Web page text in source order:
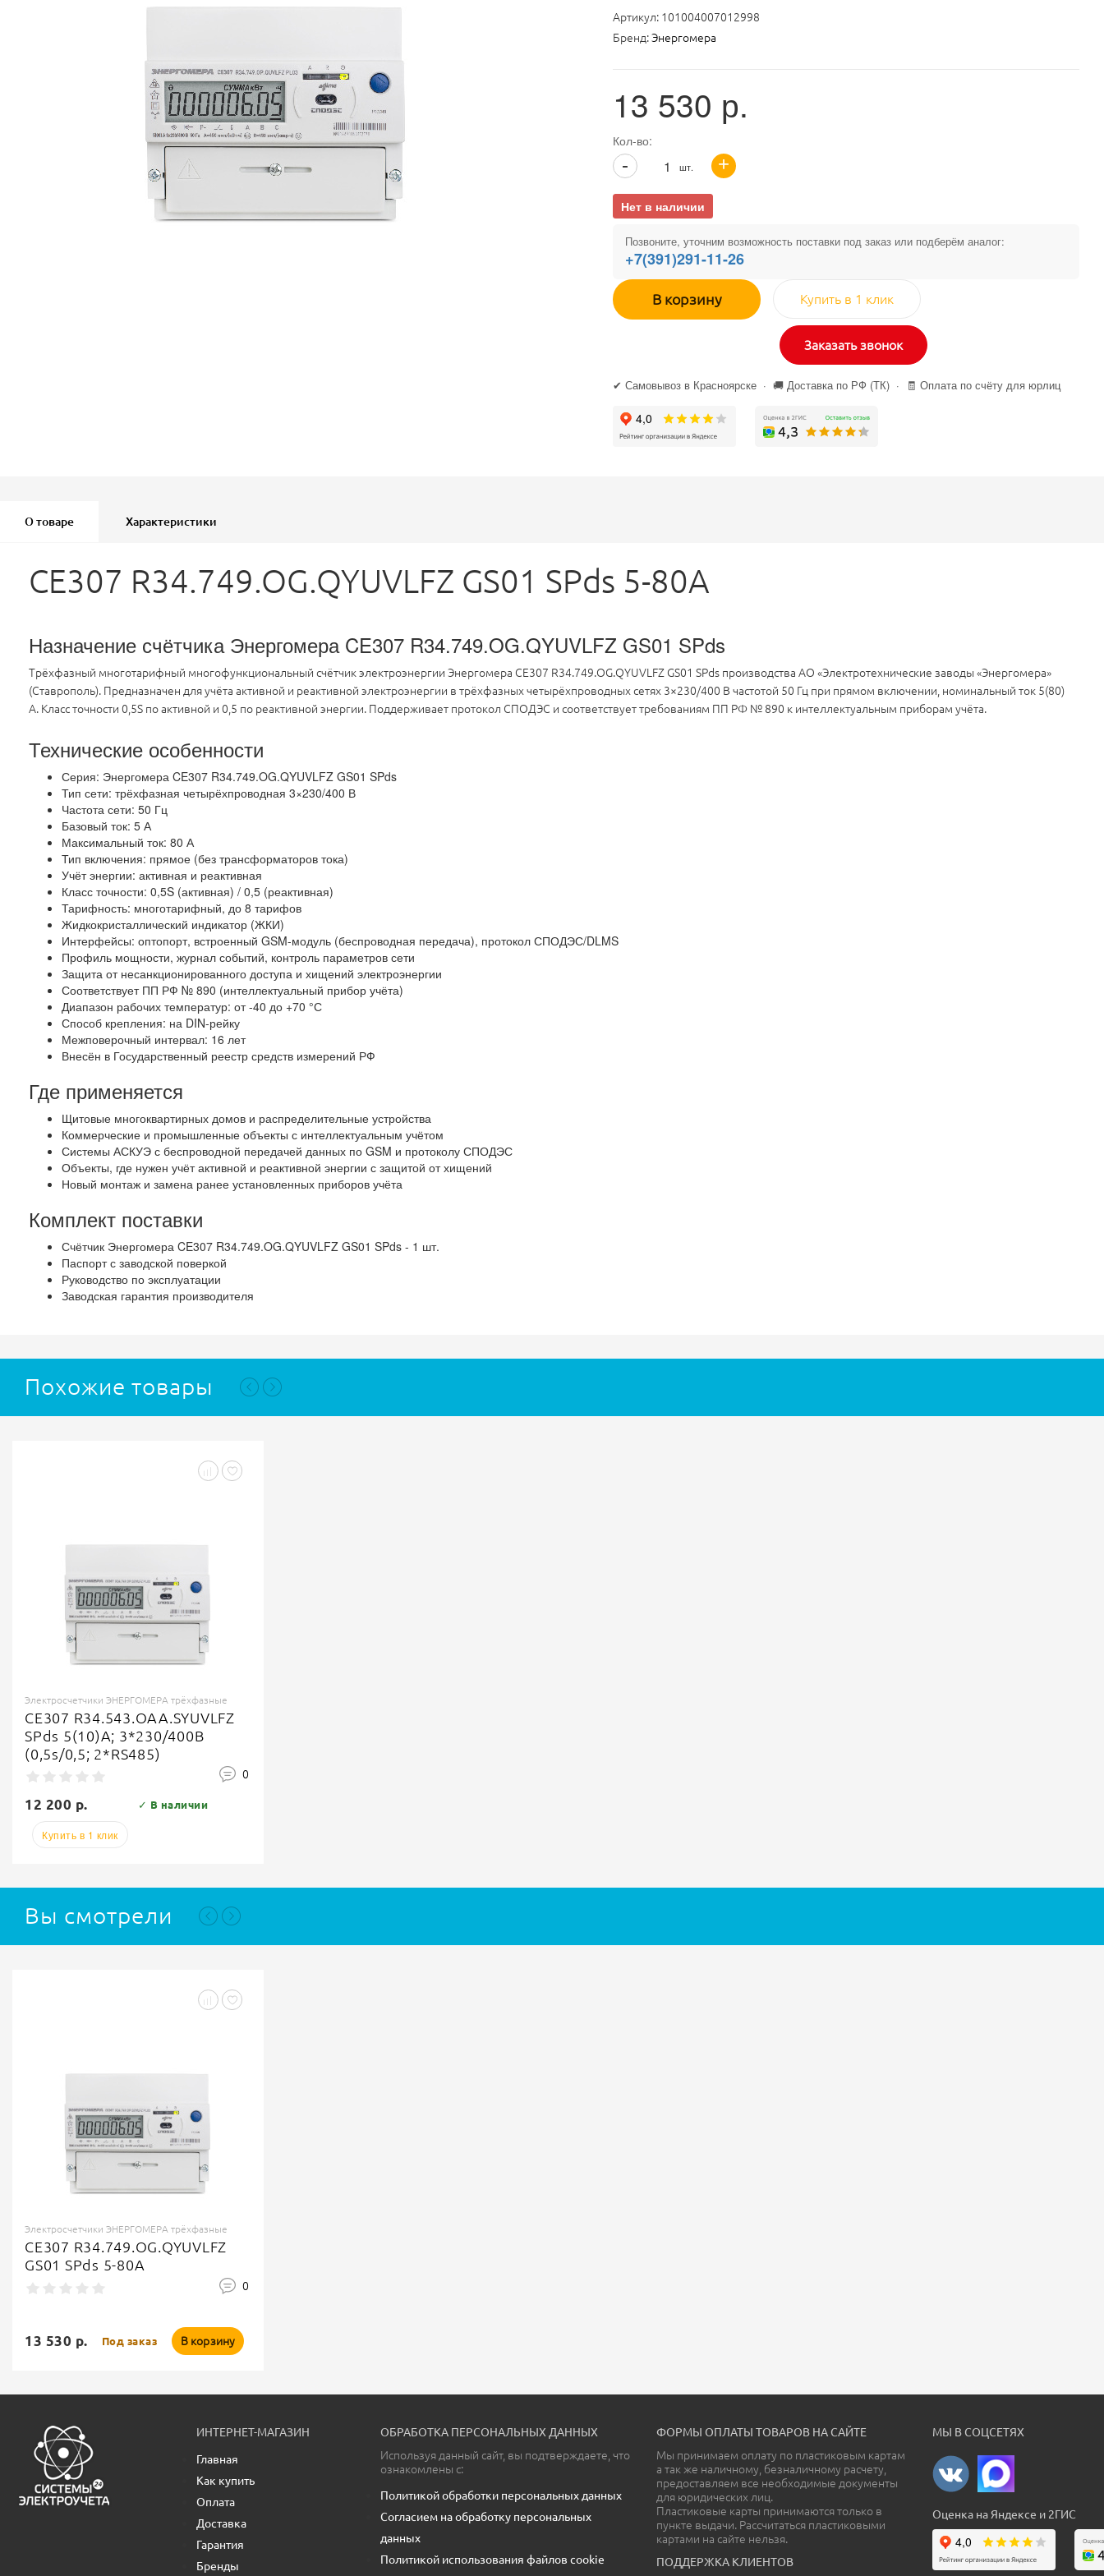
Артикул: 101004007012998
Бренд:Энергомера
13 530 р.
Кол-во:
шт. +
-
Нет в наличии
Позвоните, уточним возможность поставки под заказ или подберём аналог:
+7(391)291-11-26
В корзину Купить в 1 клик
Заказать звонок
✔ Самовывоз в Красноярске · 🚚 Доставка по РФ (ТК) · 🧾 Оплата по счёту для юрлиц
О товаре Характеристики
CE307 R34.749.OG.QYUVLFZ GS01 SPds 5-80А
Назначение счётчика Энергомера CE307 R34.749.OG.QYUVLFZ GS01 SPds
Трёхфазный многотарифный многофункциональный счётчик электроэнергии Энергомера CE307 R34.749.OG.QYUVLFZ GS01 SPds производства АО «Электротехнические заводы «Энергомера»
(Ставрополь). Предназначен для учёта активной и реактивной электроэнергии в трёхфазных четырёхпроводных сетях 3×230/400 В частотой 50 Гц при прямом включении, номинальный ток 5(80)
А. Класс точности 0,5S по активной и 0,5 по реактивной энергии. Поддерживает протокол СПОДЭС и соответствует требованиям ПП РФ № 890 к интеллектуальным приборам учёта.
Технические особенности
Серия: Энергомера CE307 R34.749.OG.QYUVLFZ GS01 SPds
Тип сети: трёхфазная четырёхпроводная 3×230/400 В
Частота сети: 50 Гц
Базовый ток: 5 А
Максимальный ток: 80 А
Тип включения: прямое (без трансформаторов тока)
Учёт энергии: активная и реактивная
Класс точности: 0,5S (активная) / 0,5 (реактивная)
Тарифность: многотарифный, до 8 тарифов
Жидкокристаллический индикатор (ЖКИ)
Интерфейсы: оптопорт, встроенный GSM-модуль (беспроводная передача), протокол СПОДЭС/DLMS
Профиль мощности, журнал событий, контроль параметров сети
Защита от несанкционированного доступа и хищений электроэнергии
Соответствует ПП РФ № 890 (интеллектуальный прибор учёта)
Диапазон рабочих температур: от -40 до +70 °С
Способ крепления: на DIN-рейку
Межповерочный интервал: 16 лет
Внесён в Государственный реестр средств измерений РФ
Где применяется
Щитовые многоквартирных домов и распределительные устройства
Коммерческие и промышленные объекты с интеллектуальным учётом
Системы АСКУЭ с беспроводной передачей данных по GSM и протоколу СПОДЭС
Объекты, где нужен учёт активной и реактивной энергии с защитой от хищений
Новый монтаж и замена ранее установленных приборов учёта
Комплект поставки
Счётчик Энергомера CE307 R34.749.OG.QYUVLFZ GS01 SPds - 1 шт.
Паспорт с заводской поверкой
Руководство по эксплуатации
Заводская гарантия производителя
Похожие товары
Электросчетчики ЭНЕРГОМЕРА трёхфазные
CE307 R34.543.OAA.SYUVLFZ
SPds 5(10)А; 3*230/400В
(0,5s/0,5; 2*RS485)
0
12 200 р. ✓ В наличии
Купить в 1 клик
Вы смотрели
Электросчетчики ЭНЕРГОМЕРА трёхфазные
CE307 R34.749.OG.QYUVLFZ
GS01 SPds 5-80А
0
13 530 р. Под заказ В корзину
ИНТЕРНЕТ-МАГАЗИН
Главная
Как купить
Оплата
Доставка
Гарантия
Бренды
ОБРАБОТКА ПЕРСОНАЛЬНЫХ ДАННЫХ
Используя данный сайт, вы подтверждаете, что
ознакомлены с:
Политикой обработки персональных данных
Согласием на обработку персональных
данных
Политикой использования файлов cookie
ФОРМЫ ОПЛАТЫ ТОВАРОВ НА САЙТЕ
Мы принимаем оплату по пластиковым картам
а так же наличному, безналичному расчету,
предоставляем все необходимые документы
для юридических лиц.
Пластиковые карты принимаются только в
пункте выдачи. Рассчитаться пластиковыми
картами на сайте нельзя.
ПОДДЕРЖКА КЛИЕНТОВ
МЫ В СОЦСЕТЯХ
Оценка на Яндексе и 2ГИС